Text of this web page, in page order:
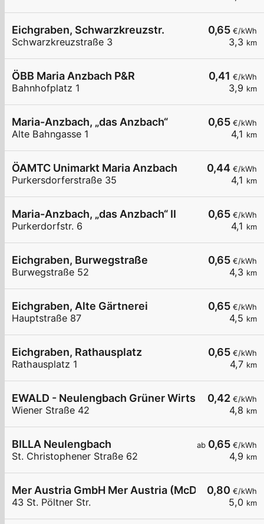
0,65 €/kWh
3,3 km
Eichgraben, Schwarzkreuzstr.
Schwarzkreuzstraße 3
0,41 €/kWh
3,9 km
ÖBB Maria Anzbach P&R
Bahnhofplatz 1
0,65 €/kWh
4,1 km
Maria-Anzbach, „das Anzbach“
Alte Bahngasse 1
0,44 €/kWh
4,1 km
ÖAMTC Unimarkt Maria Anzbach
Purkersdorferstraße 35
0,65 €/kWh
4,1 km
Maria-Anzbach, „das Anzbach“ II
Purkerdorfstr. 6
0,65 €/kWh
4,3 km
Eichgraben, Burwegstraße
Burwegstraße 52
0,65 €/kWh
4,5 km
Eichgraben, Alte Gärtnerei
Hauptstraße 87
0,65 €/kWh
4,7 km
Eichgraben, Rathausplatz
Rathausplatz 1
0,42 €/kWh
4,8 km
EWALD - Neulengbach Grüner
Wiener Straße 42
ab 0,65 €/kWh
4,9 km
BILLA Neulengbach
St. Christophener Straße 62
0,80 €/kWh
5,0 km
Mer Austria GmbH Mer Austria (McD) -
43 St. Pöltner Str.